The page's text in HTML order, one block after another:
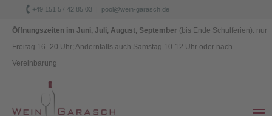
+49 151 57 42 85 03 | pool@wein-garasch.de
Öffnungszeiten im Juni, Juli, August, September (bis Ende Schulferien): nur
Freitag 16–20 Uhr; Andernfalls auch Samstag 10-12 Uhr oder nach
Vereinbarung